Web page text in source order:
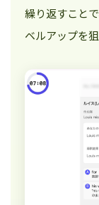
繰り返すこと
ベルアップを